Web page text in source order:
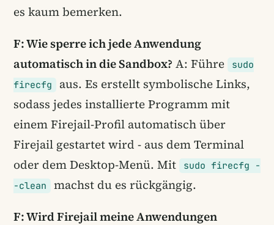
es kaum bemerken.
F: Wie sperre ich jede Anwendung
automatisch in die Sandbox? A: Führe
sudo
firecfg
aus. Es erstellt symbolische Links,
sodass jedes installierte Programm mit
einem Firejail-Profil automatisch über
Firejail gestartet wird - aus dem Terminal
oder dem Desktop-Menü. Mit
sudo firecfg -
-clean
machst du es rückgängig.
F: Wird Firejail meine Anwendungen